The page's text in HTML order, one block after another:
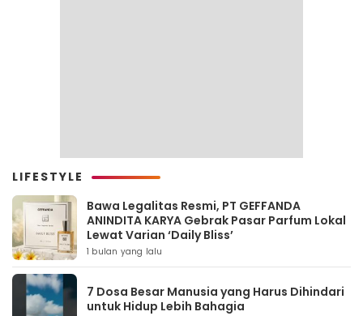
LIFESTYLE
Bawa Legalitas Resmi, PT GEFFANDA
ANINDITA KARYA Gebrak Pasar Parfum Lokal
Lewat Varian ‘Daily Bliss’
1 bulan yang lalu
7 Dosa Besar Manusia yang Harus Dihindari
untuk Hidup Lebih Bahagia